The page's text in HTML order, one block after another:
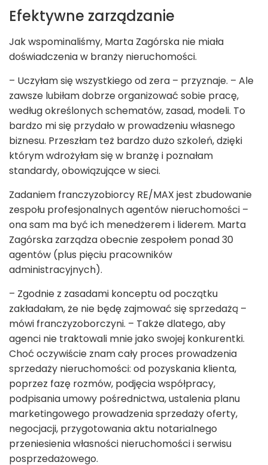
Efektywne zarządzanie
Jak wspominaliśmy, Marta Zagórska nie miała
doświadczenia w branży nieruchomości.
– Uczyłam się wszystkiego od zera – przyznaje. – Ale
zawsze lubiłam dobrze organizować sobie pracę,
według określonych schematów, zasad, modeli. To
bardzo mi się przydało w prowadzeniu własnego
biznesu. Przeszłam też bardzo dużo szkoleń, dzięki
którym wdrożyłam się w branżę i poznałam
standardy, obowiązujące w sieci.
Zadaniem franczyzobiorcy RE/MAX jest zbudowanie
zespołu profesjonalnych agentów nieruchomości –
ona sam ma być ich menedżerem i liderem. Marta
Zagórska zarządza obecnie zespołem ponad 30
agentów (plus pięciu pracowników
administracyjnych).
– Zgodnie z zasadami konceptu od początku
zakładałam, że nie będę zajmować się sprzedażą –
mówi franczyzoborczyni. – Także dlatego, aby
agenci nie traktowali mnie jako swojej konkurentki.
Choć oczywiście znam cały proces prowadzenia
sprzedaży nieruchomości: od pozyskania klienta,
poprzez fazę rozmów, podjęcia współpracy,
podpisania umowy pośrednictwa, ustalenia planu
marketingowego prowadzenia sprzedaży oferty,
negocjacji, przygotowania aktu notarialnego
przeniesienia własności nieruchomości i serwisu
posprzedażowego.